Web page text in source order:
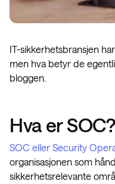
IT-sikkerhetsbransjen
men hva betyr de
bloggen.
Hva er SOC?
SOC eller Security
organisasjonen som
sikkerhetsrelevante